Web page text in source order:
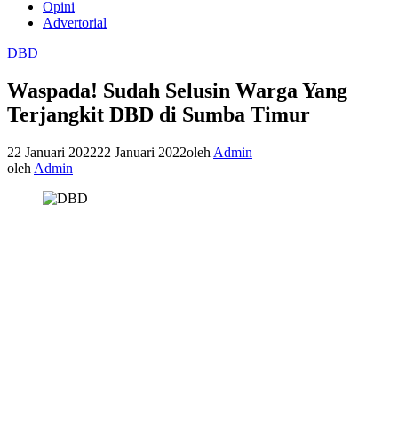
Opini
Advertorial
DBD
Waspada! Sudah Selusin Warga Yang
Terjangkit DBD di Sumba Timur
22 Januari 202222 Januari 2022oleh Admin
oleh Admin